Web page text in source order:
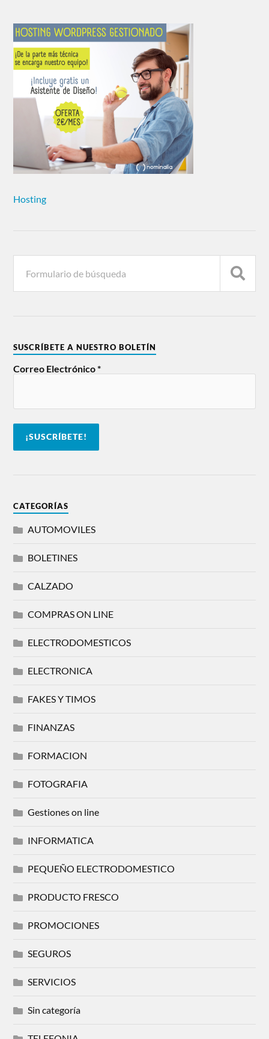
Hosting
SUSCRÍBETE A NUESTRO BOLETÍN
Correo Electrónico*
CATEGORÍAS
AUTOMOVILES
BOLETINES
CALZADO
COMPRAS ON LINE
ELECTRODOMESTICOS
ELECTRONICA
FAKES Y TIMOS
FINANZAS
FORMACION
FOTOGRAFIA
Gestiones on line
INFORMATICA
PEQUEÑO ELECTRODOMESTICO
PRODUCTO FRESCO
PROMOCIONES
SEGUROS
SERVICIOS
Sin categoría